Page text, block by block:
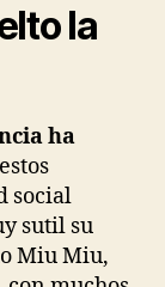
la
ha
social
sutil su
Miu Miu,